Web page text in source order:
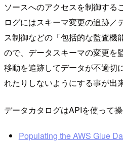
ソースへのアクセスを制御する
ログにはスキーマ変更の追跡／
ス制御などの「包括的な監査機
ので、データスキーマの変更を
移動を追跡してデータが不適切
れたりしないようにする事が出
データカタログはAPIを使って
Populating the AWS Glue